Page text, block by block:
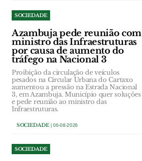
SOCIEDADE
Azambuja pede reunião com
ministro das Infraestruturas
por causa de aumento do
tráfego na Nacional 3
Proibição da circulação de veículos
pesados na Circular Urbana do Cartaxo
aumentou a pressão na Estrada Nacional
3, em Azambuja. Município quer soluções
e pede reunião ao ministro das
Infraestruturas.
SOCIEDADE| 06-08-2026
SOCIEDADE